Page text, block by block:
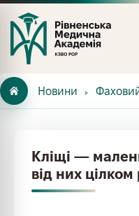
Новини
Кліщі —
від них